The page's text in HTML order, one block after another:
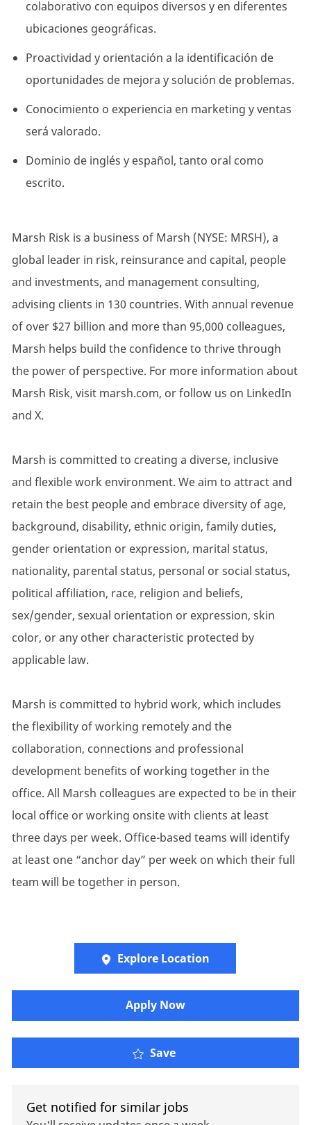
colaborativo con equipos diversos y en diferentes
ubicaciones geográficas.
Proactividad y orientación a la identificación de
oportunidades de mejora y solución de problemas.
Conocimiento o experiencia en marketing y ventas
será valorado.
Dominio de inglés y español, tanto oral como
escrito.
Marsh Risk is a business of Marsh (NYSE: MRSH), a
global leader in risk, reinsurance and capital, people
and investments, and management consulting,
advising clients in 130 countries. With annual revenue
of over $27 billion and more than 95,000 colleagues,
Marsh helps build the confidence to thrive through
the power of perspective. For more information about
Marsh Risk, visit marsh.com, or follow us on LinkedIn
and X.
Marsh is committed to creating a diverse, inclusive
and flexible work environment. We aim to attract and
retain the best people and embrace diversity of age,
background, disability, ethnic origin, family duties,
gender orientation or expression, marital status,
nationality, parental status, personal or social status,
political affiliation, race, religion and beliefs,
sex/gender, sexual orientation or expression, skin
color, or any other characteristic protected by
applicable law.
Marsh is committed to hybrid work, which includes
the flexibility of working remotely and the
collaboration, connections and professional
development benefits of working together in the
office. All Marsh colleagues are expected to be in their
local office or working onsite with clients at least
three days per week. Office-based teams will identify
at least one “anchor day” per week on which their full
team will be together in person.
Explore Location
Apply Now
Save
Get notified for similar jobs